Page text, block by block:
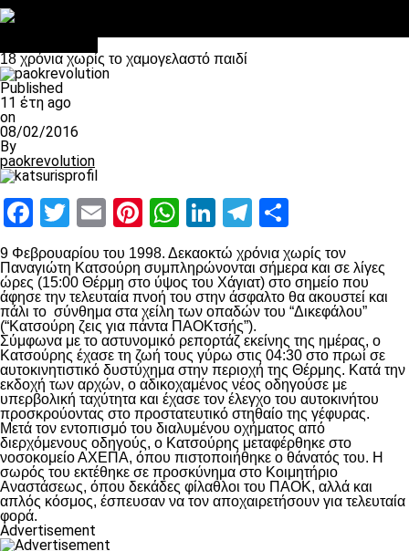
18 χρόνια χωρίς το χαμογελαστό παιδί
Published
11 έτη ago
on
08/02/2016
By
paokrevolution
Facebook
Twitter
EmailPinterest
WhatsApp
LinkedIn
Telegram
9 Φεβρουαρίου του 1998. Δεκαοκτώ χρόνια χωρίς τον
Παναγιώτη Κατσούρη συμπληρώνονται σήμερα και σε λίγες
ώρες (15:00 Θέρμη στο ύψος του Χάγιατ) στο σημείο που
άφησε την τελευταία πνοή του στην άσφαλτο θα ακουστεί και
πάλι το σύνθημα στα χείλη των οπαδών του “Δικεφάλου”
(“Κατσούρη ζεις για πάντα ΠΑΟΚτσής”).
Σύμφωνα με το αστυνομικό ρεπορτάζ εκείνης της ημέρας, ο
Κατσούρης έχασε τη ζωή τους γύρω στις 04:30 στο πρωί σε
αυτοκινητιστικό δυστύχημα στην περιοχή της Θέρμης. Κατά την
εκδοχή των αρχών, ο αδικοχαμένος νέος οδηγούσε με
υπερβολική ταχύτητα και έχασε τον έλεγχο του αυτοκινήτου
προσκρούοντας στο προστατευτικό στηθαίο της γέφυρας.
Μετά τον εντοπισμό του διαλυμένου οχήματος από
διερχόμενους οδηγούς, ο Κατσούρης μεταφέρθηκε στο
νοσοκομείο ΑΧΕΠΑ, όπου πιστοποιήθηκε ο θάνατός του. H
σωρός του εκτέθηκε σε προσκύνημα στο Kοιμητήριο
Aναστάσεως, όπου δεκάδες φίλαθλοι του ΠΑΟΚ, αλλά και
απλός κόσμος, έσπευσαν να τον αποχαιρετήσουν για τελευταία
φορά.
Advertisement